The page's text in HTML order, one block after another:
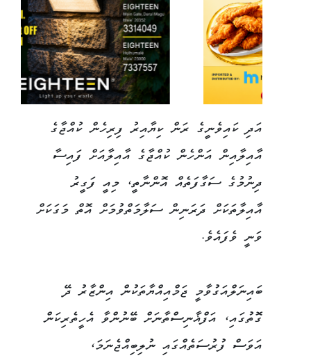
އަދި ކައިވެނީގެ ރަން ކިޔާއިރު ފިރިހެން ކުއްޖާގެ
އާއިލާއިން އަންހެން ކުއްޖާގެ އާއިލާއަށް ފައިސާ
ދިނުމުގެ ސަގާފަތެއް އޮންނާތީ، މިއީ ފަގީރު
އާއިލާތަކަށް ދަރަނިން ސަލާމަތްވުމަށް އޮތް މަގަކަށް
ވަނީ ވެފައެވެ.
ބައިނަލްއަގުވާމީ ޖަމްއިއްޔާތަކުން އިންޒާރު ދޭ
ގޮތުގައި، އަފްޣާނިސްތާނަށް ބޭނުންވާ އެހީތެރިކަން
އަވަސް ފުރުސަތެއްގައި ނުލިބިއްޖެނަމަ،